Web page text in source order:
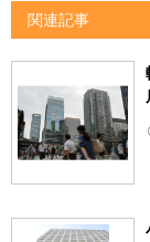
関連記事